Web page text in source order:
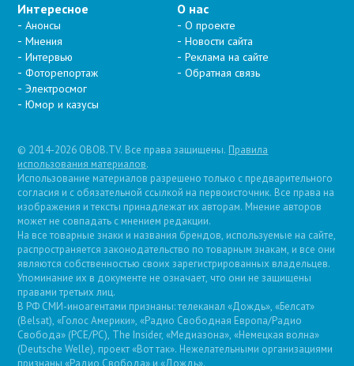
Интересное
Анонсы
Мнения
Интервью
Фоторепортаж
Электросмог
Юмор и казусы
О нас
О проекте
Новости сайта
Реклама на сайте
Обратная связь
© 2014-2026 OBOB.TV. Все права защищены. Правила
использования материалов.
Использование материалов разрешено только с предварительного
согласия и с обязательной ссылкой на первоисточник. Все права на
изображения и тексты принадлежат их авторам. Мнение авторов
может не совпадать с мнением редакции.
На все товарные знаки и названия брендов, используемые на сайте,
распространяется законодательство по товарным знакам, и все они
являются собственностью своих зарегистрированных владельцев.
Упоминание их в документе не означает, что они не защищены
правами третьих лиц.
В РФ СМИ-иноагентами признаны: телеканал «Дождь», «Белсат»
(Belsat), «Голос Америки», «Радио Свободная Европа/Радио
Свобода» (PCE/PC), The Insider, «Медиазона», «Немецкая волна»
(Deutsche Welle), проект «Вот так». Нежелательными организациями